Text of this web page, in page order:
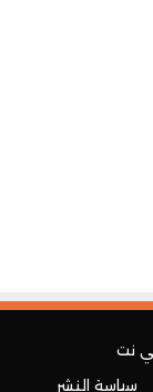
نت
سياسة النشر